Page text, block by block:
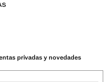
privadas y novedades